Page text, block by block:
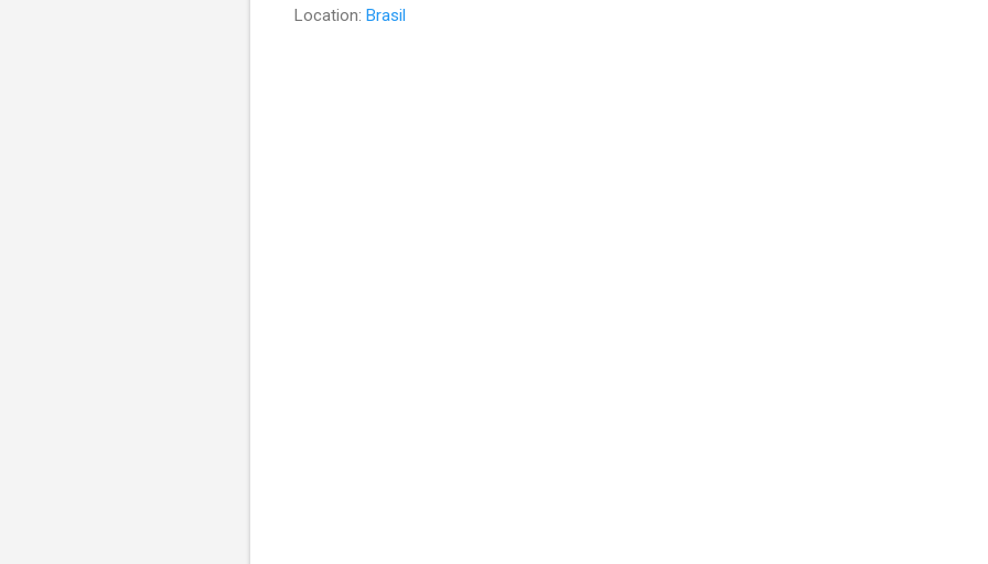
Location: Brasil